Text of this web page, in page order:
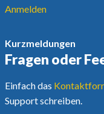
Anmelden
Kurzmeldungen
Fragen oder
Einfach das
Support schreiben.